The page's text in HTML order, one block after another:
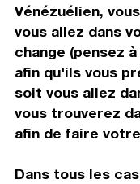
Vénézuélien,
vous allez dans
change (pensez
afin qu'ils vous
soit vous allez
vous trouverez
afin de faire
Dans tous les